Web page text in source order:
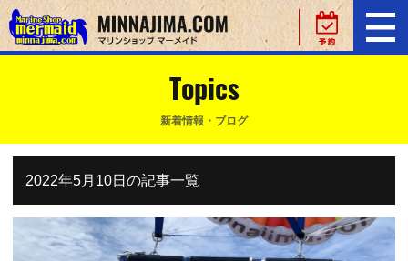
Topics
新着情報・ブログ
2022年5月10日の記事一覧